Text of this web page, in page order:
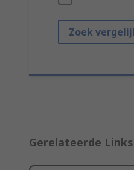
Zoek
Gerelateerde Links